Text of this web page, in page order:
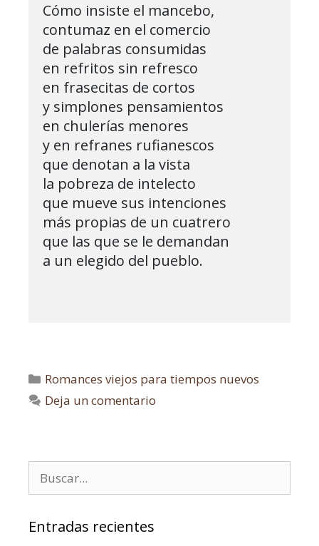
Cómo insiste el mancebo,
contumaz en el comercio
de palabras consumidas
en refritos sin refresco
en frasecitas de cortos
y simplones pensamientos
en chulerías menores
y en refranes rufianescos
que denotan a la vista
la pobreza de intelecto
que mueve sus intenciones
más propias de un cuatrero
que las que se le demandan
a un elegido del pueblo.
Romances viejos para tiempos nuevos
Deja un comentario
Entradas recientes